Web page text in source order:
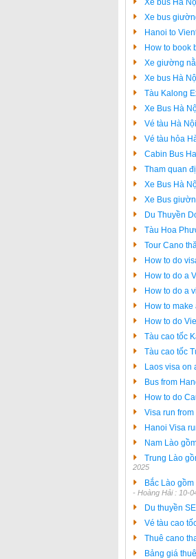
Xe bus Hà
Xe bus
Hanoi to
How to book
Xe giường
Xe bus Hà
Tàu Kalong
Xe Bus Hà
Vé tàu Hà
Vé tàu hỏa
Cabin Bus
Tham quan
Xe Bus Hà
Xe Bus
Du Thuyền
Tàu Hoa
Tour Cano
How to do
How to do a
How to do a
How to
How to do
Tàu cao tốc
Tàu cao tốc
Laos visa on
Bus from
How to do
Visa run
Hanoi Visa
Nam Lào
Trung Lào
2025
Bắc Lào
- Hoàng Hải : 10-
Du thuyền
Vé tàu cao
Thuê cano
Bảng giá